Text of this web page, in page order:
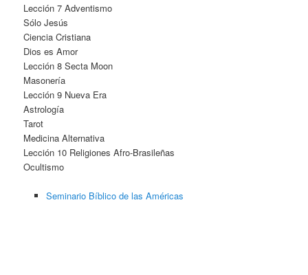
Lección 7 Adventismo
Sólo Jesús
Ciencia Cristiana
Dios es Amor
Lección 8 Secta Moon
Masonería
Lección 9 Nueva Era
Astrología
Tarot
Medicina Alternativa
Lección 10 Religiones Afro-Brasileñas
Ocultismo
Seminario Bíblico de las Américas